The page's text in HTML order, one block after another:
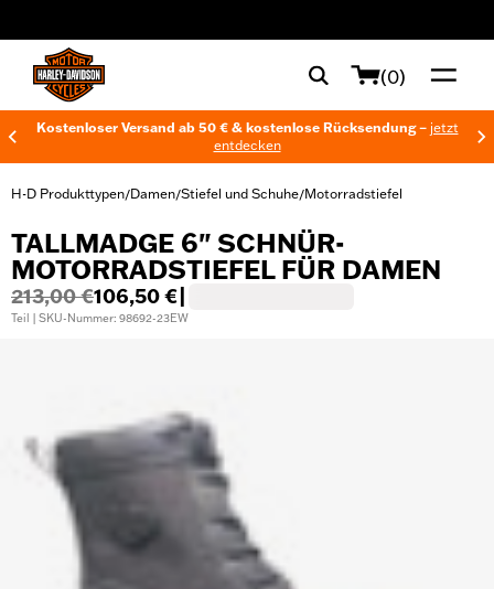
(0)
Kostenloser Versand ab 50 € & kostenlose Rücksendung – jetzt
entdecken
H-D Produkttypen/Damen/Stiefel und Schuhe/Motorradstiefel
TALLMADGE 6" SCHNÜR-
MOTORRADSTIEFEL FÜR DAMEN
213,00 €106,50 €
Teil | SKU-Nummer: 98692-23EW